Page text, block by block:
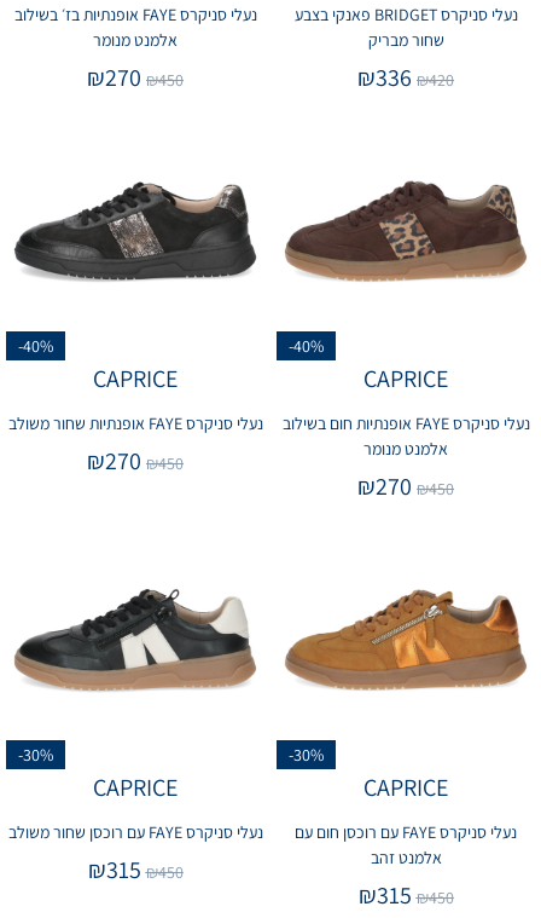
נעלי סניקרס BRIDGET פאנקי בצבע
שחור מבריק
₪420
₪336
נעלי סניקרס FAYE אופנתיות בז׳ בשילוב
אלמנט מנומר
₪450
₪270
-40%
CAPRICE
נעלי סניקרס FAYE אופנתיות חום בשילוב
אלמנט מנומר
₪450
₪270
-40%
CAPRICE
נעלי סניקרס FAYE אופנתיות שחור משולב
₪450
₪270
-30%
CAPRICE
נעלי סניקרס FAYE עם רוכסן חום עם
אלמנט זהב
₪450
₪315
-30%
CAPRICE
נעלי סניקרס FAYE עם רוכסן שחור משולב
₪450
₪315